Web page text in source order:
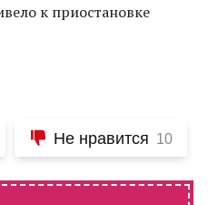
к приостановке
Не нравится 10